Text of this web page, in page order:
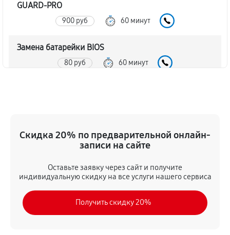
GUARD-PRO
900 руб 60 минут
Замена батарейки BIOS
80 руб 60 минут
Скидка 20% по предварительной онлайн-
записи на сайте
Оставьте заявку через сайт и получите
индивидуальную скидку на все услуги нашего сервиса
Получить скидку 20%